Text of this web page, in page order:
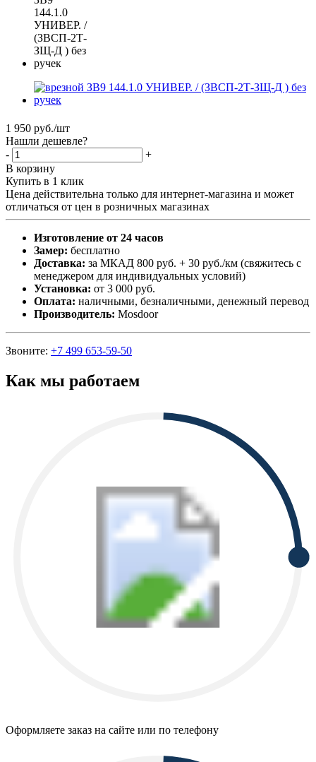
1 950 руб./шт
Нашли дешевле?
-
+
В корзину
Купить в 1 клик
Цена действительна только для интернет-магазина и может
отличаться от цен в розничных магазинах
Изготовление от 24 часов
Замер: бесплатно
Доставка: за МКАД 800 руб. + 30 руб./км (свяжитесь с
менеджером для индивидуальных условий)
Установка: от 3 000 руб.
Оплата: наличными, безналичными, денежный перевод
Производитель: Mosdoor
Звоните: +7 499 653-59-50
Как мы работаем
Оформляете заказ на сайте или по телефону